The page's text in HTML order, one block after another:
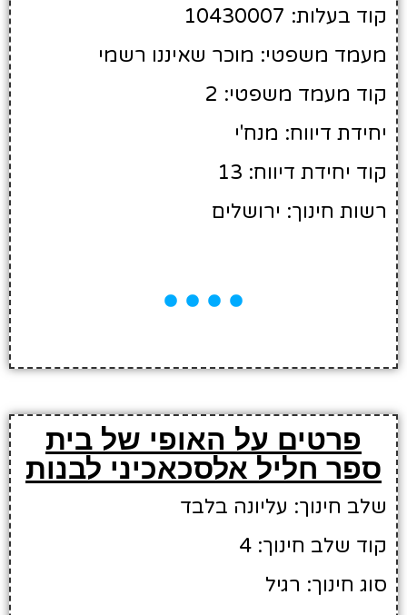
קוד בעלות: 10430007
מעמד משפטי: מוכר שאיננו רשמי
קוד מעמד משפטי: 2
יחידת דיווח: מנח'י
קוד יחידת דיווח: 13
רשות חינוך: ירושלים
פרטים על האופי של בית
ספר חליל אלסכאכיני לבנות
שלב חינוך: עליונה בלבד
קוד שלב חינוך: 4
סוג חינוך: רגיל